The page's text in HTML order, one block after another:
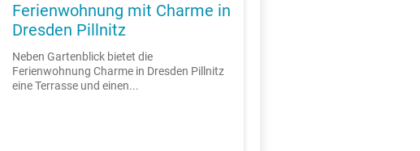
Ferienwohnung mit Charme in
Dresden Pillnitz
Neben Gartenblick bietet die
Ferienwohnung Charme in Dresden Pillnitz
eine Terrasse und einen...